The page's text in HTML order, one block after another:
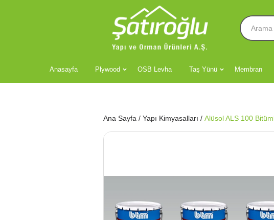
Anasayfa Plywood OSB Levha Taş Yünü Membran
Ana Sayfa / Yapı Kimyasalları / Alüsol ALS 100